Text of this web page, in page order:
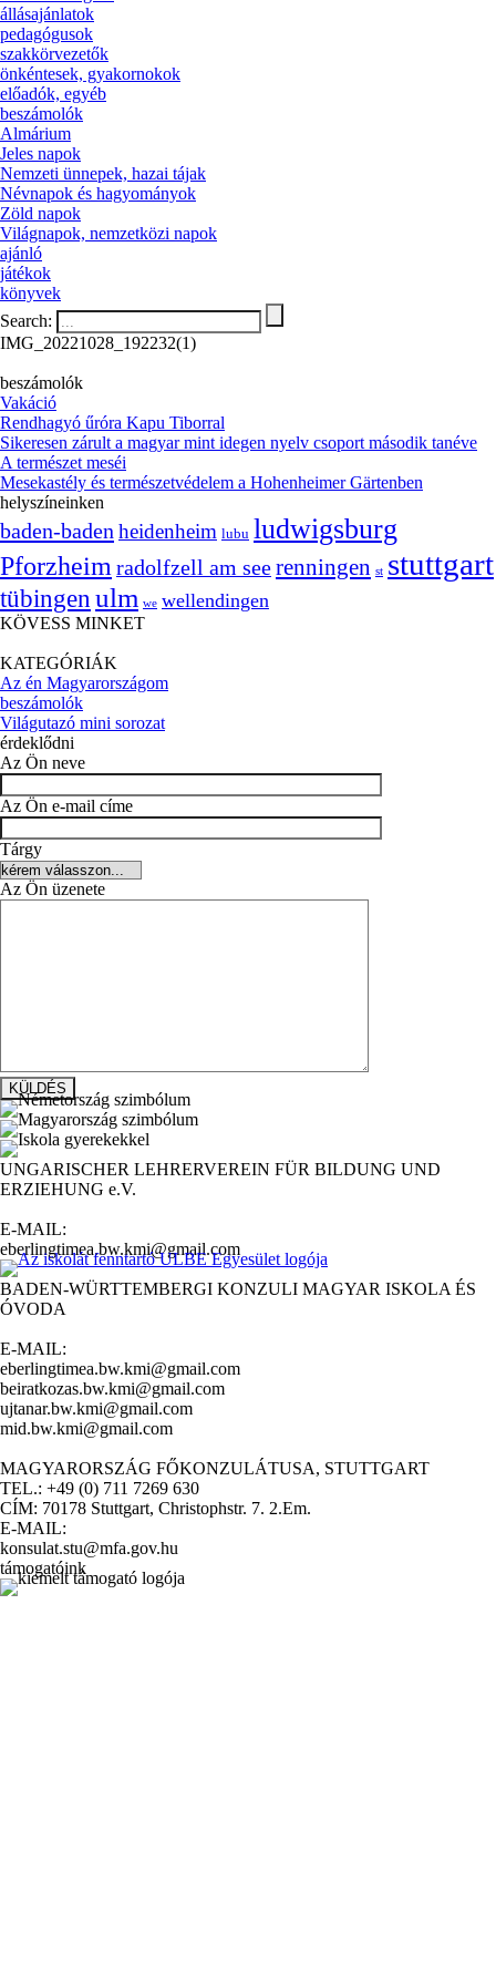
állásajánlatok
pedagógusok
szakkörvezetők
önkéntesek, gyakornokok
előadók, egyéb
beszámolók
Almárium
Jeles napok
Nemzeti ünnepek, hazai tájak
Névnapok és hagyományok
Zöld napok
Világnapok, nemzetközi napok
ajánló
játékok
könyvek
Search:
IMG_20221028_192232(1)
beszámolók
Vakáció
Rendhagyó űróra Kapu Tiborral
Sikeresen zárult a magyar mint idegen nyelv csoport második tanéve
A természet meséi
Mesekastély és természetvédelem a Hohenheimer Gärtenben
helyszíneinken
baden-baden heidenheim lubu ludwigsburg
Pforzheim radolfzell am seerenningen st stuttgart
tübingen ulm we wellendingen
KÖVESS MINKET
KATEGÓRIÁK
Az én Magyarországom
beszámolók
Világutazó mini sorozat
érdeklődni
Az Ön neve
Az Ön e-mail címe
Tárgy
Az Ön üzenete
UNGARISCHER LEHRERVEREIN FÜR BILDUNG UND
ERZIEHUNG e.V.
E-MAIL:
eberlingtimea.bw.kmi@gmail.com
BADEN-WÜRTTEMBERGI KONZULI MAGYAR ISKOLA ÉS
ÓVODA
E-MAIL:
eberlingtimea.bw.kmi@gmail.com
beiratkozas.bw.kmi@gmail.com
ujtanar.bw.kmi@gmail.com
mid.bw.kmi@gmail.com
MAGYARORSZÁG FŐKONZULÁTUSA, STUTTGART
TEL.: +49 (0) 711 7269 630
CÍM: 70178 Stuttgart, Christophstr. 7. 2.Em.
E-MAIL:
konsulat.stu@mfa.gov.hu
támogatóink